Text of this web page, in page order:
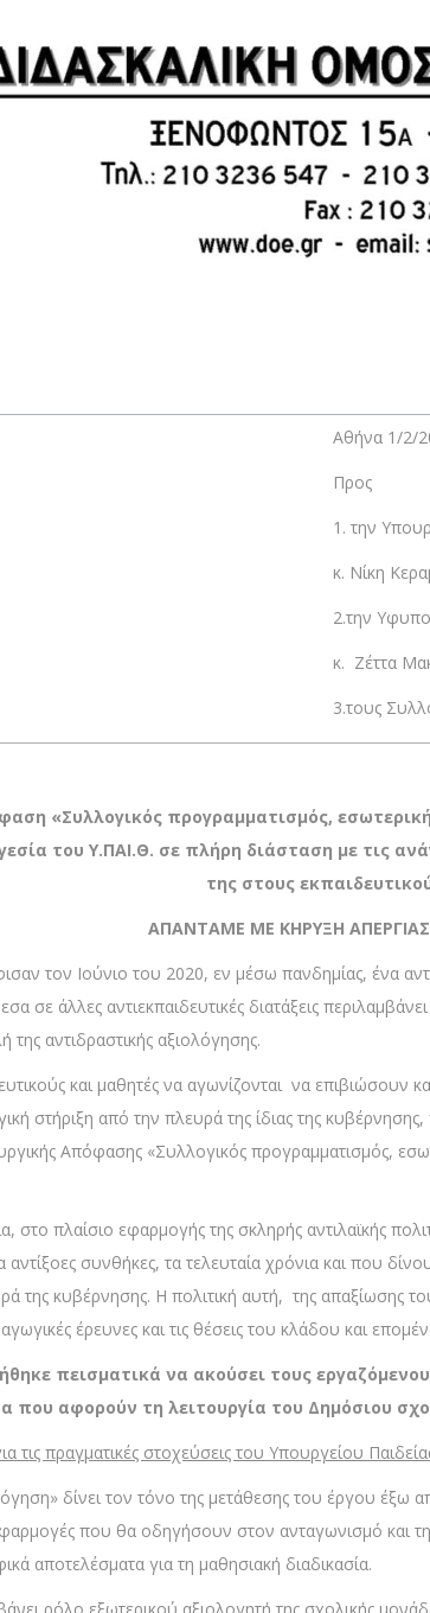
Αθήνα 1/2/
Προς
1. την
κ. Νίκη
2.την
κ. Ζέττα
3.τους
«Συλλογικός προγραμματισμός,
του Υ.ΠΑΙ.Θ. σε πλήρη διάσταση με τις
της στους
ΑΠΑΝΤΑΜΕ ΜΕ ΚΗΡΥΞΗ
τον Ιούνιο του 2020, εν μέσω πανδημίας, ένα
σε άλλες αντιεκπαιδευτικές διατάξεις
αντιδραστικής αξιολόγησης.
και μαθητές να αγωνίζονται να
στήριξη από την πλευρά της ίδιας της
Απόφασης «Συλλογικός προγραμματισμός,
στο πλαίσιο εφαρμογής της σκληρής αντιλαϊκής
συνθήκες, τα τελευταία χρόνια και που
της κυβέρνησης. Η πολιτική αυτή, της απαξίωσης
έρευνες και τις θέσεις του κλάδου και
πεισματικά να ακούσει τους
που αφορούν τη λειτουργία του Δημόσιου
τις πραγματικές στοχεύσεις του Υπουργείου
δίνει τον τόνο της μετάθεσης του έργου έξω
εφαρμογές που θα οδηγήσουν στον ανταγωνισμό
αποτελέσματα για τη μαθησιακή διαδικασία.